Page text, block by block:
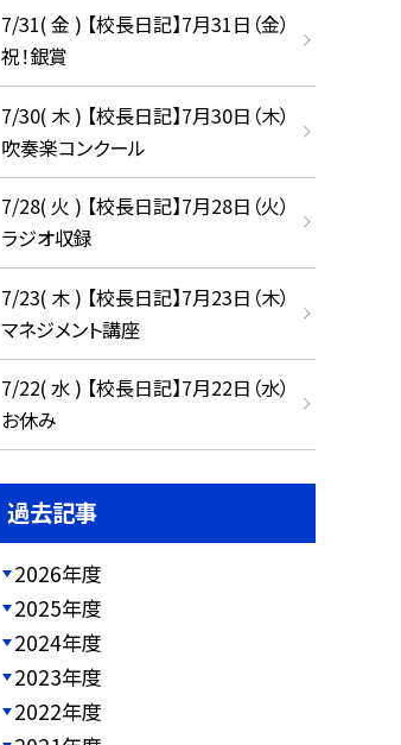
7/31( 金 ) 【校長日記】7月31日（金）
祝！銀賞
7/30( 木 ) 【校長日記】7月30日（木）
吹奏楽コンクール
7/28( 火 ) 【校長日記】7月28日（火）
ラジオ収録
7/23( 木 ) 【校長日記】7月23日（木）
マネジメント講座
7/22( 水 ) 【校長日記】7月22日（水）
お休み
過去記事
2026年度
2025年度
2024年度
2023年度
2022年度